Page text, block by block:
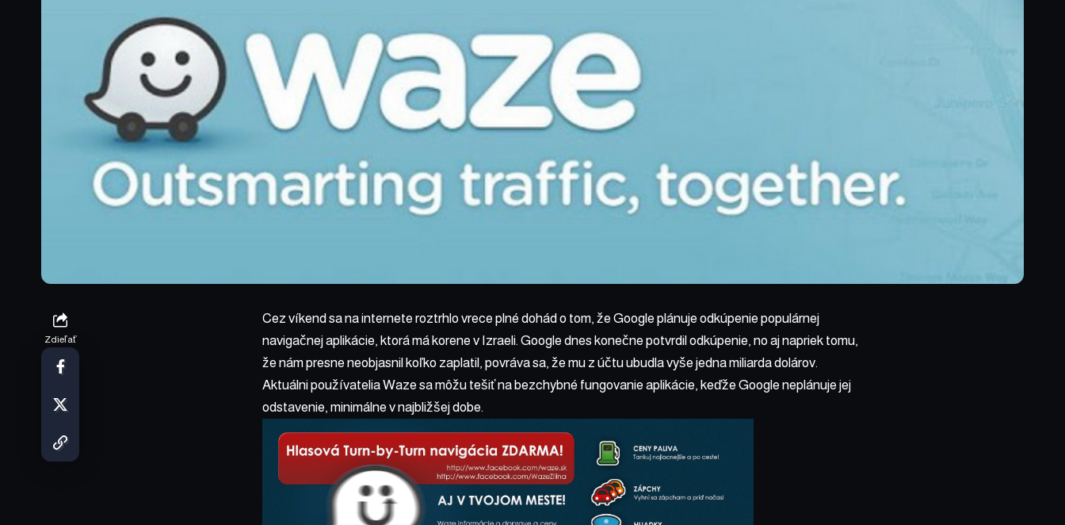
Zdieľať
Cez víkend sa na internete roztrhlo vrece plné dohád o tom, že Google plánuje odkúpenie populárnej
navigačnej aplikácie, ktorá má korene v Izraeli. Google dnes konečne potvrdil odkúpenie, no aj napriek tomu,
že nám presne neobjasnil koľko zaplatil, povráva sa, že mu z účtu ubudla vyše jedna miliarda dolárov.
Aktuálni používatelia Waze sa môžu tešiť na bezchybné fungovanie aplikácie, keďže Google neplánuje jej
odstavenie, minimálne v najbližšej dobe.